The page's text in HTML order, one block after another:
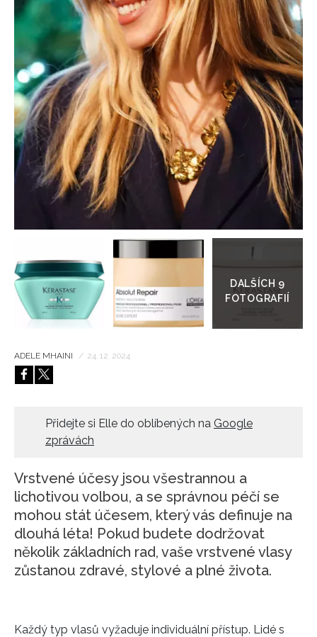
HOME
galerie
ADELE MHAINI / 24. 12. 2024
Přidejte si Elle do oblíbených na Google
zprávách
Vrstvené účesy jsou všestrannou a
lichotivou volbou, a se správnou péčí se
mohou stát účesem, který vás definuje na
dlouhá léta! Pokud budete dodržovat
několik základních rad, vaše vrstvené vlasy
zůstanou zdravé, stylové a plné života.
Každý typ vlasů vyžaduje individuální přístup. Lidé s